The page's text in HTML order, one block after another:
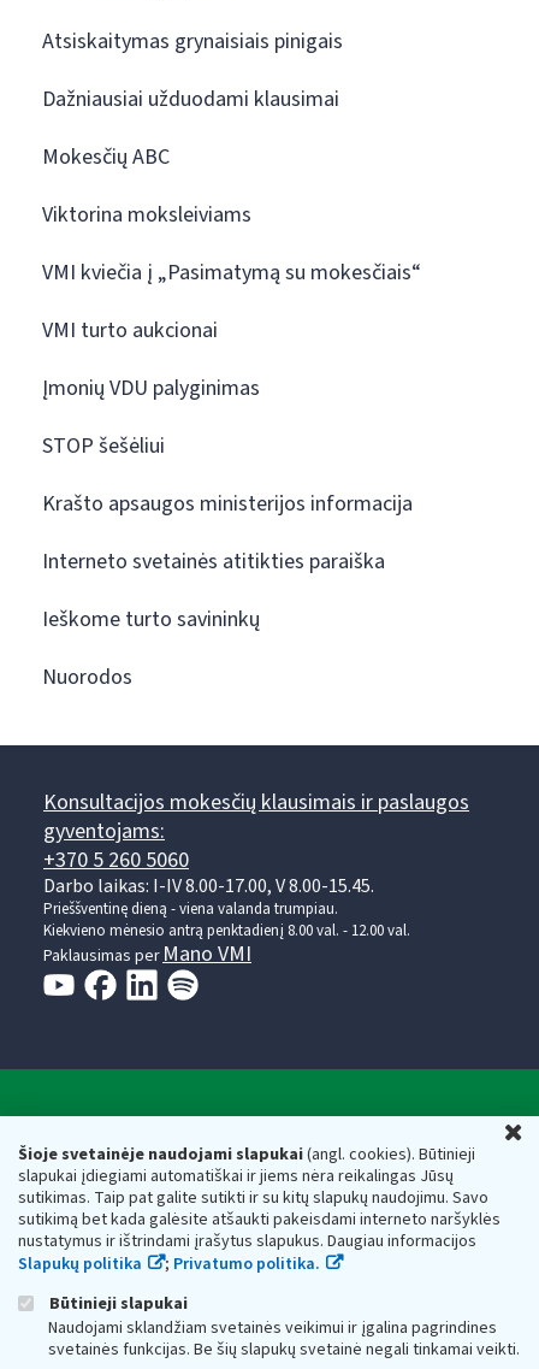
Šioje svetainėje naudojami slapukai(angl. cookies). Būtinieji
slapukai įdiegiami automatiškai ir jiems nėra reikalingas Jūsų
sutikimas. Taip pat galite sutikti ir su kitų slapukų naudojimu. Savo
sutikimą bet kada galėsite atšaukti pakeisdami interneto naršyklės
nustatymus ir ištrindami įrašytus slapukus. Daugiau informacijos
Slapukų politika
; Privatumo politika.
Būtinieji slapukai
Naudojami sklandžiam svetainės veikimui ir įgalina pagrindines
svetainės funkcijas. Be šių slapukų svetainė negali tinkamai veikti.
Atsiskaitymas grynaisiais pinigais
Dažniausiai užduodami klausimai
Mokesčių ABC
Viktorina moksleiviams
VMI kviečia į „Pasimatymą su mokesčiais“
VMI turto aukcionai
Įmonių VDU palyginimas
STOP šešėliui
Krašto apsaugos ministerijos informacija
Interneto svetainės atitikties paraiška
Ieškome turto savininkų
Nuorodos
Konsultacijos mokesčių klausimais ir paslaugos
gyventojams:
+370 5 260 5060
Darbo laikas: I-IV 8.00-17.00, V 8.00-15.45.
Prieššventinę dieną - viena valanda trumpiau.
Kiekvieno mėnesio antrą penktadienį 8.00 val. - 12.00 val.
Paklausimas per Mano VMI
Respublikos finansų ministerijos
Biudžetinė įstaiga. Juridinio asmens kodas — 188659752,
adresas: Vasario 16-osios g. 14, 01107 Vilnius, Lietuva, el.paštas:
vmi@vmi.lt, E. pristatymo dėžutės adresas 188659752
Duomenys apie Valstybinę mokesčių inspekciją prie Lietuvos
Respublikos finansų ministerijos kaupiami ir saugomi Juridinių